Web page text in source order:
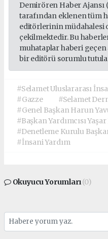
Demirören Haber Ajansı
tarafından eklenen tüm
editörlerinin müdahalesi
çekilmektedir. Bu
muhataplar haberi
bir editörü sorumlu
#Selamet Uluslararası
#Gazze
#Selamet
#Genel Başkan Harun
#Başkan Yardımcısı
#Denetleme Kurulu
#İnsani Yardım
Okuyucu Yorumları(0)